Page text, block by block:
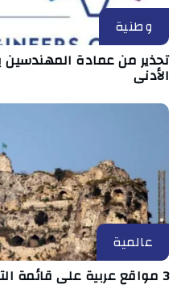
وطنية
تحذير من عمادة المهندسين
الأدنى
عالمية
3 مواقع عربية على قائمة التراث العالمي المهدد بالخطر